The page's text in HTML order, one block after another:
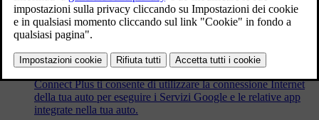
Volvo Car Connect Plus
Connect Plus ti consente di utilizzare la connessione Internet
della tua auto per eseguire i Servizi Google e le relative app
integrate nella tua auto.